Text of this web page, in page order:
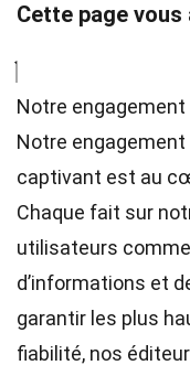
Cette page
Notre
Notre
captivant est au
Chaque fait sur
utilisateurs
d’informations et
garantir les plus
fiabilité, nos